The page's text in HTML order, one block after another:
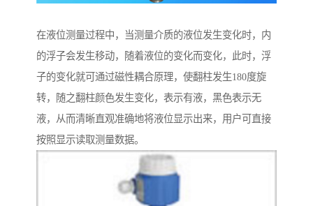
在液位测量过程中，当测量介质的液位发生变化时，内
的浮子会发生移动，随着液位的变化而变化，此时，浮
子的变化就可通过磁性耦合原理，使翻柱发生180度旋
转，随之翻柱颜色发生变化，表示有液，黑色表示无
液，从而清晰直观准确地将液位显示出来，用户可直接
按照显示读取测量数据。